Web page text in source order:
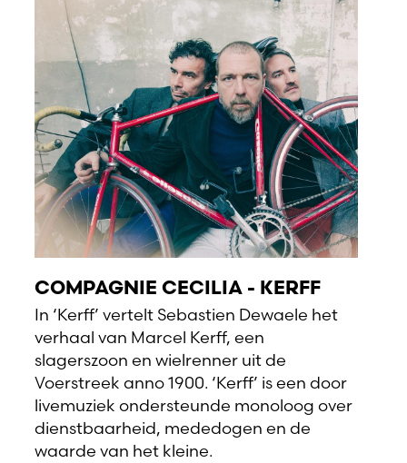
COMPAGNIE CECILIA - KERFF
In ‘Kerff’ vertelt Sebastien Dewaele het
verhaal van Marcel Kerff, een
slagerszoon en wielrenner uit de
Voerstreek anno 1900. ‘Kerff’ is een door
livemuziek ondersteunde monoloog over
dienstbaarheid, mededogen en de
waarde van het kleine.